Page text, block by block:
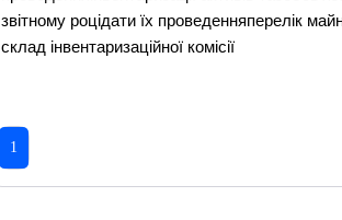
звітному роцідати їх проведенняперелік
склад інвентаризаційної комісії
1